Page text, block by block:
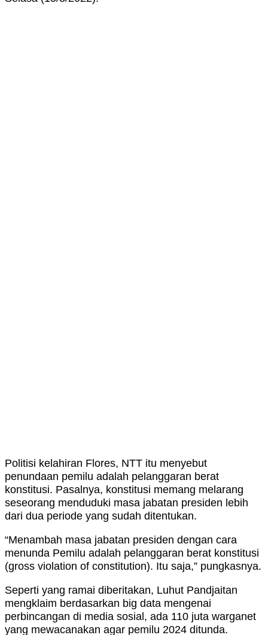
Politisi kelahiran Flores, NTT itu menyebut
penundaan pemilu adalah pelanggaran berat
konstitusi. Pasalnya, konstitusi memang melarang
seseorang menduduki masa jabatan presiden lebih
dari dua periode yang sudah ditentukan.
“Menambah masa jabatan presiden dengan cara
menunda Pemilu adalah pelanggaran berat konstitusi
(gross violation of constitution). Itu saja,” pungkasnya.
Seperti yang ramai diberitakan, Luhut Pandjaitan
mengklaim berdasarkan big data mengenai
perbincangan di media sosial, ada 110 juta warganet
yang mewacanakan agar pemilu 2024 ditunda.